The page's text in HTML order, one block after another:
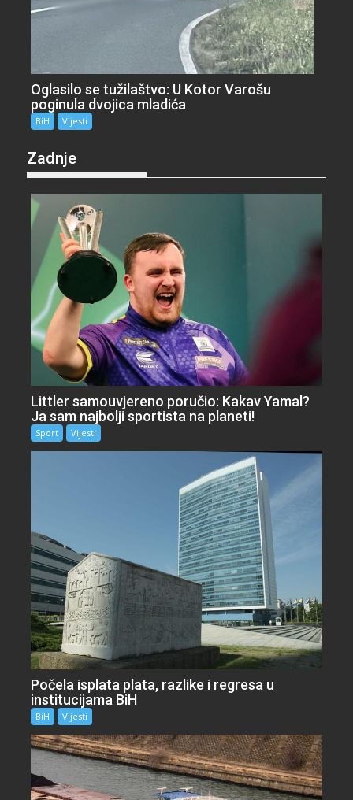
Oglasilo se tužilaštvo: U Kotor Varošu
poginula dvojica mladića
BiH Vijesti
Zadnje
Littler samouvjereno poručio: Kakav Yamal?
Ja sam najbolji sportista na planeti!
Sport Vijesti
Počela isplata plata, razlike i regresa u
institucijama BiH
BiH Vijesti